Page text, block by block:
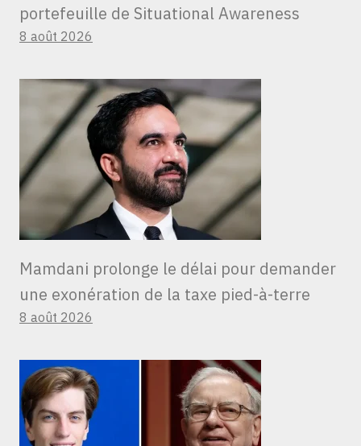
portefeuille de Situational Awareness
8 août 2026
Mamdani prolonge le délai pour demander
une exonération de la taxe pied-à-terre
8 août 2026